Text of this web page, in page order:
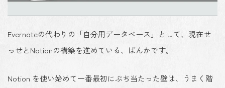
Evernoteの代わりの「自分用データベース」として、現在せ
っせとNotionの構築を進めている、ばんかです。
Notion を使い始めて一番最初にぶち当たった壁は、
うまく階